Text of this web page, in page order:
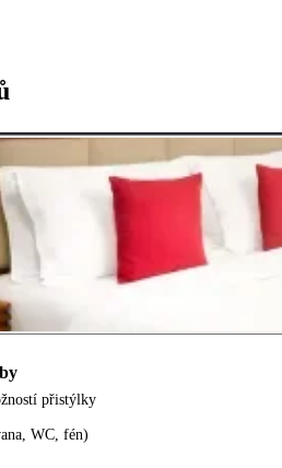
přistýlky
WC, fén)